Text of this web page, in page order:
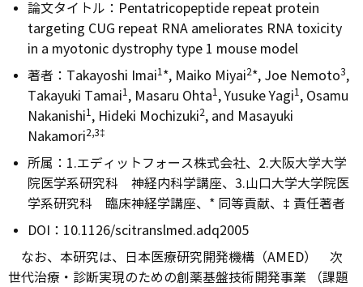
論文タイトル：Pentatricopeptide repeat protein
targeting CUG repeat RNA ameliorates RNA toxicity
in a myotonic dystrophy type 1 mouse model
著者：Takayoshi Imai1*, Maiko Miyai2*, Joe Nemoto3,
Takayuki Tamai1, Masaru Ohta1, Yusuke Yagi1, Osamu
Nakanishi1, Hideki Mochizuki2, and Masayuki
Nakamori2,3‡
所属：1.エディットフォース株式会社、2.大阪大学大学
院医学系研究科 神経内科学講座、3.山口大学大学院医
学系研究科 臨床神経学講座、* 同等貢献、‡ 責任著者
DOI：10.1126/scitranslmed.adq2005
なお、本研究は、日本医療研究開発機構（AMED） 次
世代治療・診断実現のための創薬基盤技術開発事業 （課題